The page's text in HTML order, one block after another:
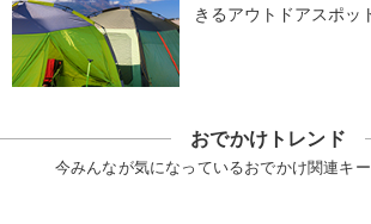
きるアウトドアスポッ
おでかけトレンド
今みんなが気になっているおでかけ関連キ